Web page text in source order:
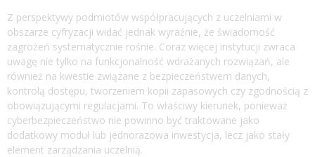
Z perspektywy podmiotów współpracujących z uczelniami w
obszarze cyfryzacji widać jednak wyraźnie, że świadomość
zagrożeń systematycznie rośnie. Coraz więcej instytucji zwraca
uwagę nie tylko na funkcjonalność wdrażanych rozwiązań, ale
również na kwestie związane z bezpieczeństwem danych,
kontrolą dostępu, tworzeniem kopii zapasowych czy zgodnością z
obowiązującymi regulacjami. To właściwy kierunek, ponieważ
cyberbezpieczeństwo nie powinno być traktowane jako
dodatkowy moduł lub jednorazowa inwestycja, lecz jako stały
element zarządzania uczelnią.